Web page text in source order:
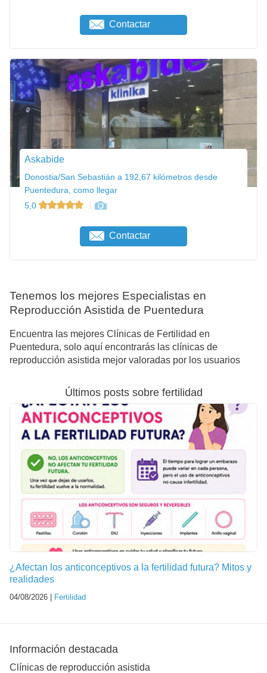
Contactar
Askabide
Donostia/San Sebastián a 192,67 kilómetros desde
Puentedura, como llegar
5,0
Contactar
Tenemos los mejores Especialistas en
Reproducción Asistida de Puentedura
Encuentra las mejores Clínicas de Fertilidad en
Puentedura, solo aquí encontrarás las clínicas de
reproducción asistida mejor valoradas por los usuarios
Últimos posts sobre fertilidad
¿Afectan los anticonceptivos a la fertilidad futura? Mitos y
realidades
04/08/2026 | Fertilidad
Información destacada
Clínicas de reproducción asistida